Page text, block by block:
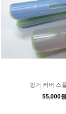
핑거 커버 스
55,000원